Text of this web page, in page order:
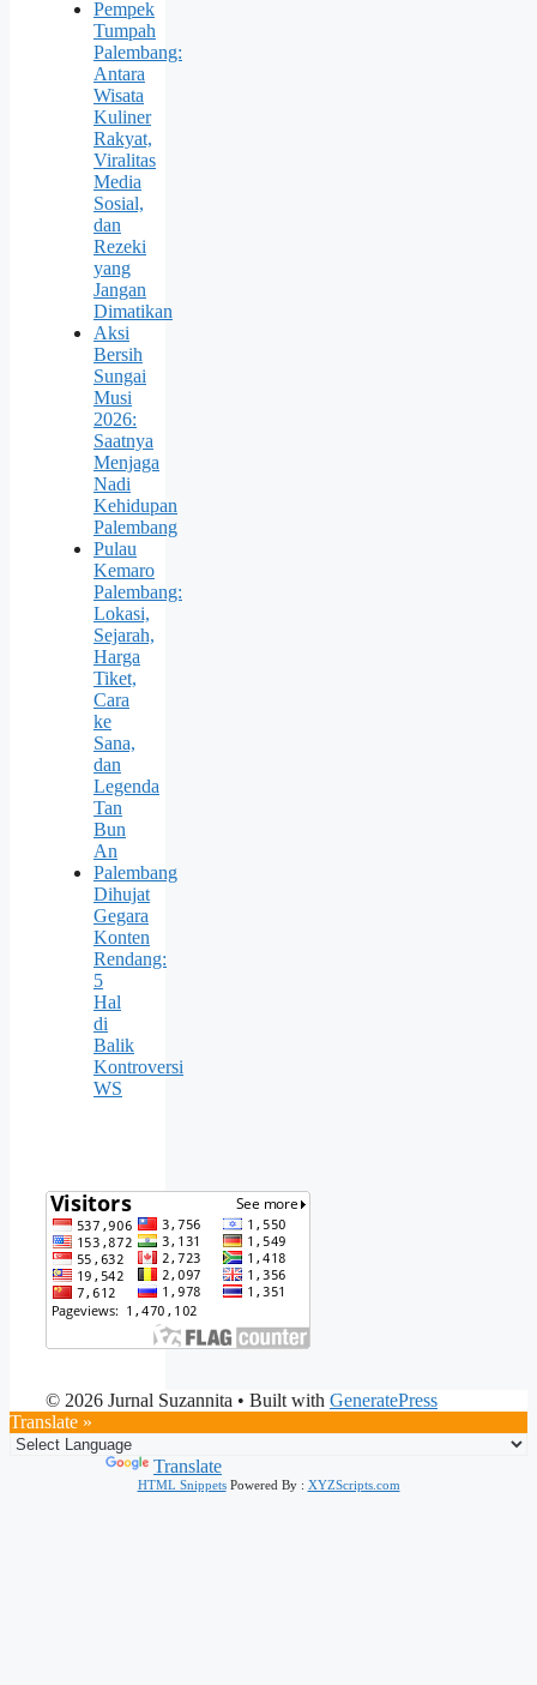
Pempek
Tumpah
Palembang:
Antara
Wisata
Kuliner
Rakyat,
Viralitas
Media
Sosial,
dan
Rezeki
yang
Jangan
Dimatikan
Aksi
Bersih
Sungai
Musi
2026:
Saatnya
Menjaga
Nadi
Kehidupan
Palembang
Pulau
Kemaro
Palembang:
Lokasi,
Sejarah,
Harga
Tiket,
Cara
ke
Sana,
dan
Legenda
Tan
Bun
An
Palembang
Dihujat
Gegara
Konten
Rendang:
5
Hal
di
Balik
Kontroversi
WS
© 2026 Jurnal Suzannita • Built with GeneratePress
Translate »
Translate
HTML SnippetsPowered By : XYZScripts.com